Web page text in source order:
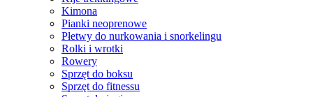
Kimona
Pianki neoprenowe
Płetwy do nurkowania i snorkelingu
Rolki i wrotki
Rowery
Sprzęt do boksu
Sprzęt do fitnessu